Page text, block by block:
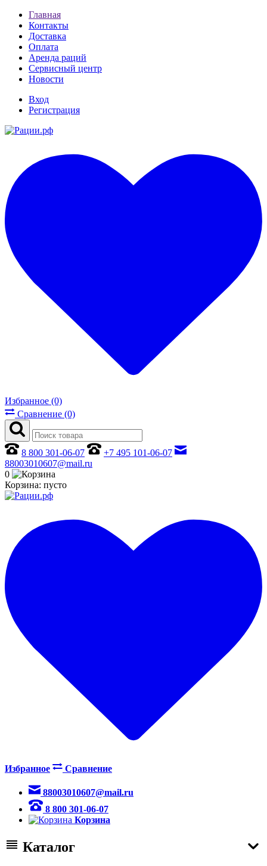
Главная
Контакты
Доставка
Оплата
Аренда раций
Сервисный центр
Новости
Вход
Регистрация
Избранное (0)
Сравнение (0)
8 800 301-06-07
+7 495 101-06-07
88003010607@mail.ru
0
Корзина: пусто
Избранное Сравнение
88003010607@mail.ru
8 800 301-06-07
Корзина
Каталог